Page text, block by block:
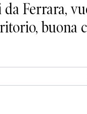
Ferrara,
buona